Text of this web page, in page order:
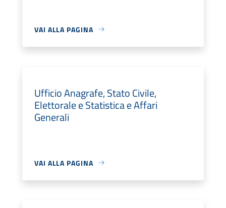
VAI ALLA PAGINA
Ufficio Anagrafe, Stato Civile,
Elettorale e Statistica e Affari
Generali
VAI ALLA PAGINA